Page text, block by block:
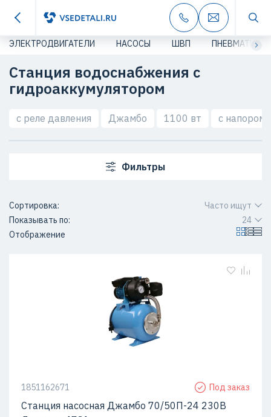
ЭЛЕКТРОДВИГАТЕЛИ НАСОСЫ ШВП ПНЕВМАТИКА
Станция водоснабжения с
гидроаккумулятором
с реле давления Джамбо 1100 вт с напором
Фильтры
Сортировка:
Часто ищут
Показывать по:
24
Отображение
1851162671 Под заказ
Станция насосная Джамбо 70/50П-24 230В